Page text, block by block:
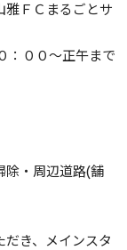
ＦＣまるごとサ
：００～正午まで
・周辺道路(舗
き、メインスタ